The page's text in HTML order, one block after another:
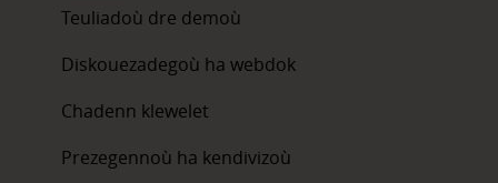
Teuliadoù dre demoù
Diskouezadegoù ha webdok
Chadenn klewelet
Prezegennoù ha kendivizoù